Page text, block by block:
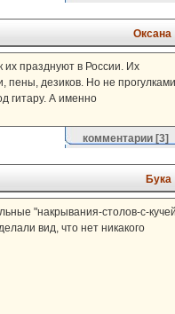
Оксана
их празднуют в России. Их
дезиков. Но не прогулками
гитару. А именно
комментарии[3]
Бука
"накрывания-столов-с-
вид, что нет никакого